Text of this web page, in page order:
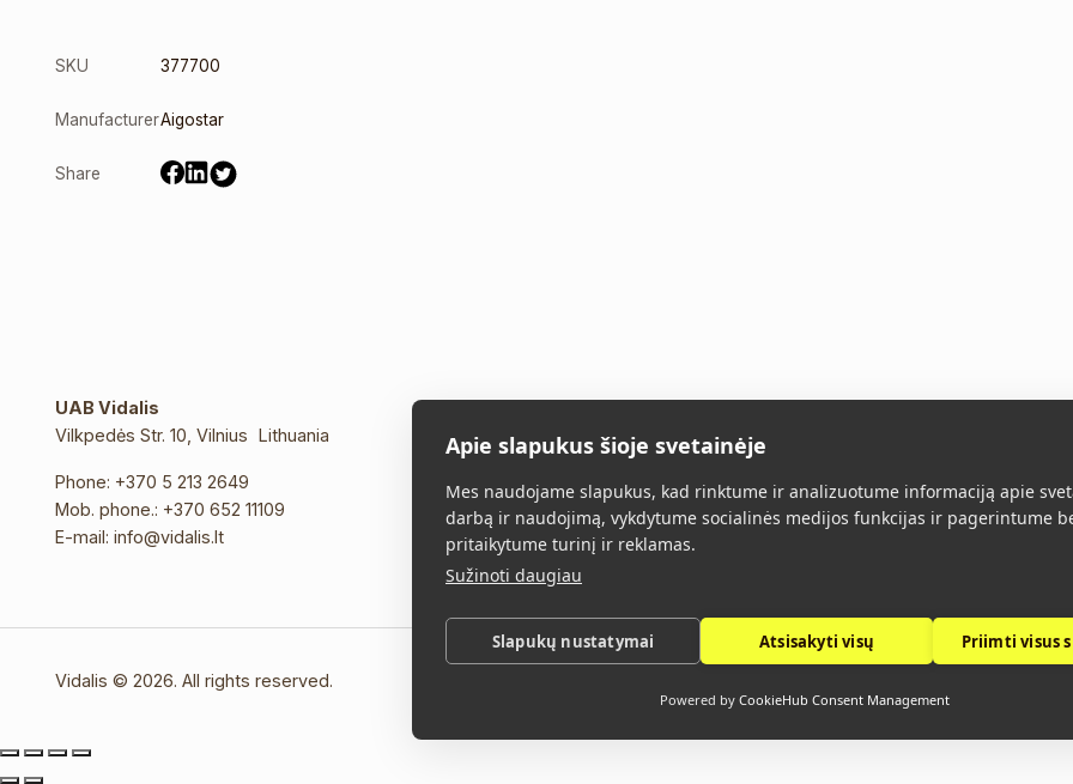
SKU 377700
ManufacturerAigostar
Share
UAB Vidalis
Vilkpedės Str. 10, Vilnius Lithuania
Phone: +370 5 213 2649
Mob. phone.: +370 652 11109
E-mail: info@vidalis.lt
Vidalis © 2026. All rights reserved.
Apie slapukus šioje svetainėje
Mes naudojame slapukus, kad rinktume ir analizuotume informaciją apie
darbą ir naudojimą, vykdytume socialinės medijos funkcijas ir pagerintume
pritaikytume turinį ir reklamas.
Sužinoti daugiau
Slapukų nustatymai Atsisakyti visų Priimti visus
Powered by CookieHub Consent Management